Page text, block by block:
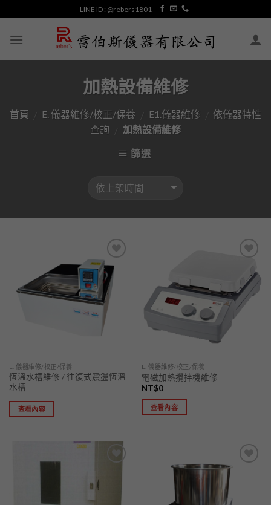
content
LINE ID : @rebers1801
加熱設備維修
首頁 E. 儀器維修/校正/保養 E1.儀器維修
依儀器特性
查詢
加熱設備維修
篩選
加入
「願
望清
E. 儀器維修/校正/保養
恆溫水槽維修 / 往復式震盪恆溫
水槽
查看內容
「願
望清
單」
E. 儀器維修/校正/保養
電磁加熱攪拌機維修
NT$0
查看內容